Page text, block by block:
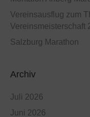
Vereinsausflug zum
Vereinsmeisterschaft
Salzburg Marathon
Archiv
Juli 2026
Juni 2026